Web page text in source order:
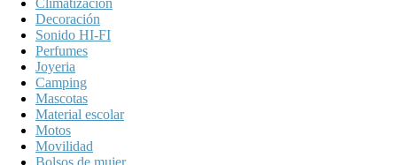
Climatización
Decoración
Sonido HI-FI
Perfumes
Joyeria
Camping
Mascotas
Material escolar
Motos
Movilidad